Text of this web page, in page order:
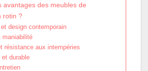
avantages des meubles de
rotin ?
design contemporain
maniabilité
résistance aux intempéries
et durable